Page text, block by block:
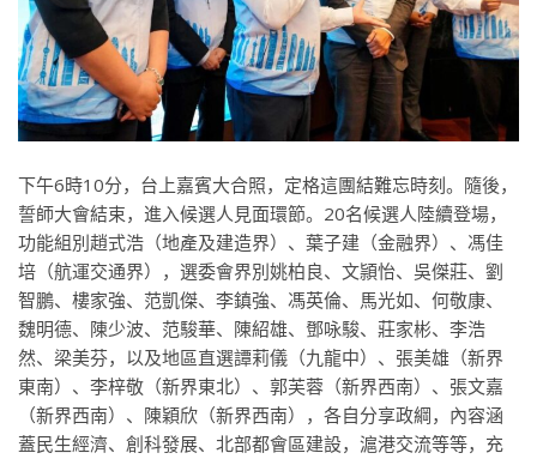
下午6時10分，台上嘉賓大合照，定格這團結難忘時刻。隨後，
誓師大會結束，進入候選人見面環節。20名候選人陸續登場，
功能組別趙式浩（地產及建造界）、葉子建（金融界）、馮佳
培（航運交通界），選委會界別姚柏良、文頴怡、吳傑莊、劉
智鵬、樓家強、范凱傑、李鎮強、馮英倫、馬光如、何敬康、
魏明德、陳少波、范駿華、陳紹雄、鄧咏駿、莊家彬、李浩
然、梁美芬，以及地區直選譚莉儀（九龍中）、張美雄（新界
東南）、李梓敬（新界東北）、郭芙蓉（新界西南）、張文嘉
（新界西南）、陳穎欣（新界西南），各自分享政綱，內容涵
蓋民生經濟、創科發展、北部都會區建設，滬港交流等等，充